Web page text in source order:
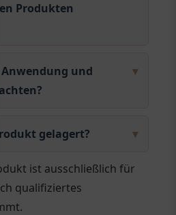
Produkten
▾
und
▾
gelagert?
ist ausschließlich für
qualifiziertes